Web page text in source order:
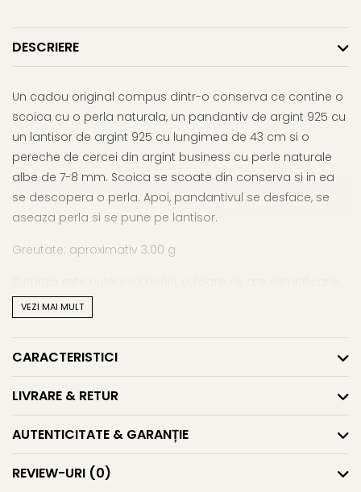
DESCRIERE
Un cadou original compus dintr-o conserva ce contine o
scoica cu o perla naturala, un pandantiv de argint 925 cu
un lantisor de argint 925 cu lungimea de 43 cm si o
pereche de cercei din argint business cu perle naturale
albe de 7-8 mm. Scoica se scoate din conserva si in ea
se descopera o perla. Apoi, pandantivul se desface, se
aseaza perla si se pune pe lantisor.
Greutate: aproximativ 3.00 g
*roz pentru sanatate;
*lavanda pentru success;
VEZI MAI MULT
CARACTERISTICI
LIVRARE & RETUR
AUTENTICITATE & GARANȚIE
REVIEW-URI (0)